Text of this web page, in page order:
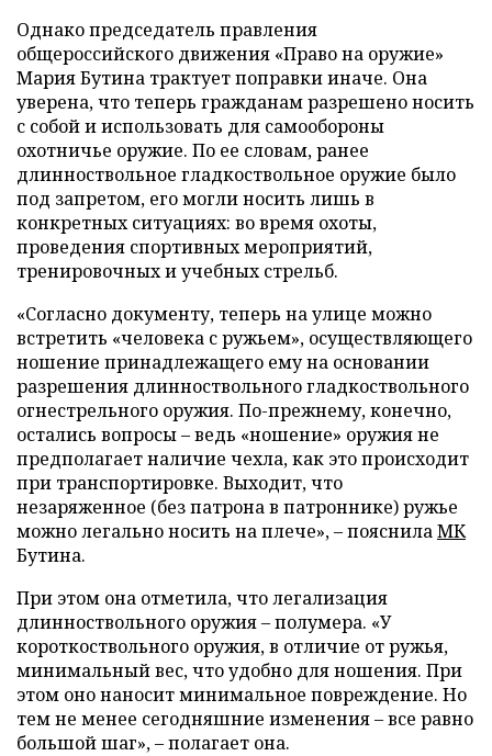
Однако председатель правления
общероссийского движения «Право на оружие»
Мария Бутина трактует поправки иначе. Она
уверена, что теперь гражданам разрешено носить
с собой и использовать для самообороны
охотничье оружие. По ее словам, ранее
длинноствольное гладкоствольное оружие было
под запретом, его могли носить лишь в
конкретных ситуациях: во время охоты,
проведения спортивных мероприятий,
тренировочных и учебных стрельб.
«Согласно документу, теперь на улице можно
встретить «человека с ружьем», осуществляющего
ношение принадлежащего ему на основании
разрешения длинноствольного гладкоствольного
огнестрельного оружия. По-прежнему, конечно,
остались вопросы – ведь «ношение» оружия не
предполагает наличие чехла, как это происходит
при транспортировке. Выходит, что
незаряженное (без патрона в патроннике) ружье
можно легально носить на плече», – пояснилаМК
Бутина.
При этом она отметила, что легализация
длинноствольного оружия – полумера. «У
короткоствольного оружия, в отличие от ружья,
минимальный вес, что удобно для ношения. При
этом оно наносит минимальное повреждение. Но
тем не менее сегодняшние изменения – все равно
большой шаг», – полагает она.